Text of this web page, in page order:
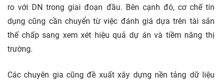
ro với DN trong giai đoạn đầu. Bên cạnh đó, cơ chế tín
dụng cũng cần chuyển từ việc đánh giá dựa trên tài sản
thế chấp sang xem xét hiệu quả dự án và tiềm năng thị
trường.
Các chuyên gia cũng đề xuất xây dựng nền tảng dữ liệu